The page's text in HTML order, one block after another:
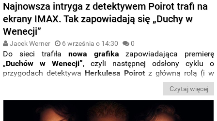
Najnowsza intryga z detektywem Poirot trafi na
ekrany IMAX. Tak zapowiadają się „Duchy w
Wenecji”
Jacek Werner 6 września o 14:30 0
Do sieci trafiła nowa grafika zapowiadająca premierę
„Duchów w Wenecji”, czyli następnej odsłony cyklu o
przygodach detektywa Herkulesa Poirotz główną rolą (i w
. Stylowy plakat potwierdza, że
za oceanem kryminalna produkcja inspirowaną opowieścią
Agathy Christiedoczeka się pokazówna ekranach IMAX.
Czytaj więcej